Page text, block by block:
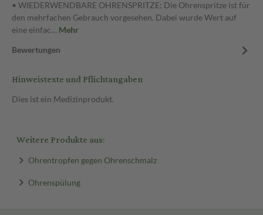
• WIEDERWENDBARE OHRENSPRITZE: Die Ohrenspritze ist für
den mehrfachen Gebrauch vorgesehen. Dabei wurde Wert auf
eine einfac… Mehr
Bewertungen
Hinweistexte und Pflichtangaben
Dies ist ein Medizinprodukt.
Weitere Produkte aus:
Ohrentropfen gegen Ohrenschmalz
Ohrenspülung